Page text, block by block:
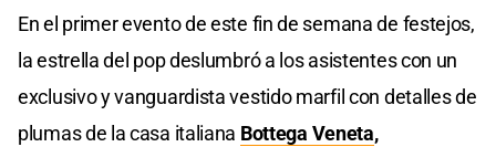
En el primer evento de este fin de semana de festejos,
la estrella del pop deslumbró a los asistentes con un
exclusivo y vanguardista vestido marfil con detalles de
plumas de la casa italiana Bottega Veneta,